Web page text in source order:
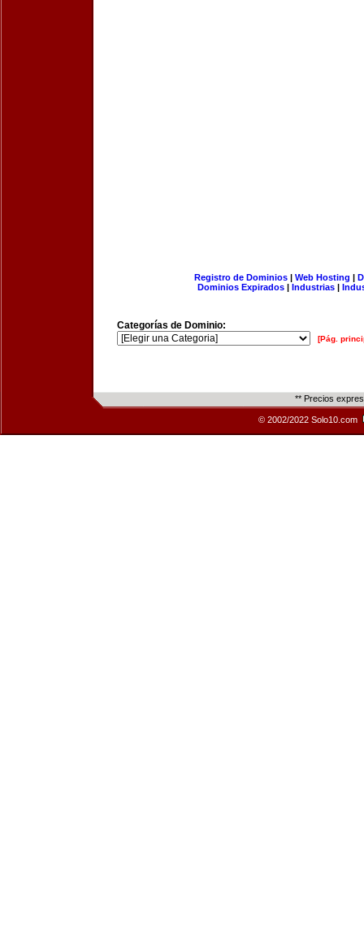
Registro de Dominios| Web Hosting |
Dominios Expirados | Industrias |
Categorías de Dominio:
[Pág.
** Precios
© 2002/2022 Solo10.com